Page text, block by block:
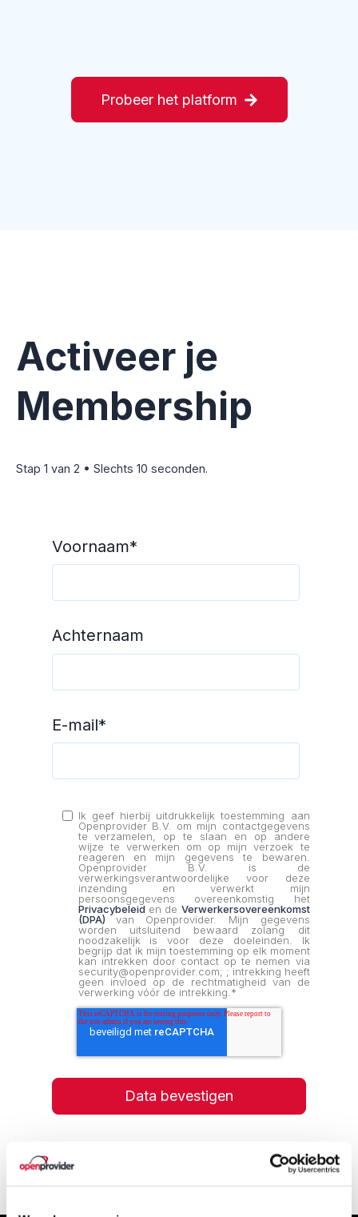
Probeer het platform
Activeer je
Membership
Stap 1 van 2 • Slechts 10 seconden.
Voornaam*
Achternaam
E-mail*
Ik geef hierbij uitdrukkelijk toestemming aan
Openprovider B.V. om mijn contactgegevens
te verzamelen, op te slaan en op andere
wijze te verwerken om op mijn verzoek te
reageren en mijn gegevens te bewaren.
Openprovider B.V. is de
verwerkingsverantwoordelijke voor deze
inzending en verwerkt mijn
persoonsgegevens overeenkomstig het
Privacybeleiden de Verwerkersovereenkomst
(DPA) van Openprovider. Mijn gegevens
worden uitsluitend bewaard zolang dit
noodzakelijk is voor deze doeleinden. Ik
begrijp dat ik mijn toestemming op elk moment
kan intrekken door contact op te nemen via
security@openprovider.com; ; intrekking heeft
geen invloed op de rechtmatigheid van de
verwerking vóór de intrekking.*